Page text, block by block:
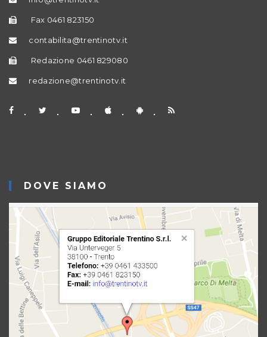
Fax 0461 823150
contabilita@trentinotv.it
Redazione 0461 829080
redazione@trentinotv.it
DOVE SIAMO